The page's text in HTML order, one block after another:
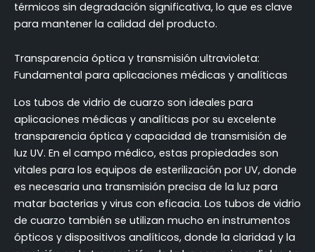
térmicos sin degradación significativa, lo que es clave
para mantener la calidad del producto.
Transparencia óptica y transmisión ultravioleta:
Fundamental para aplicaciones médicas y analíticas
Los tubos de vidrio de cuarzo son ideales para
aplicaciones médicas y analíticas por su excelente
transparencia óptica y capacidad de transmisión de
luz UV. En el campo médico, estas propiedades son
vitales para los equipos de esterilización por UV, donde
es necesaria una transmisión precisa de la luz para
matar bacterias y virus con eficacia. Los tubos de vidrio
de cuarzo también se utilizan mucho en instrumentos
ópticos y dispositivos analíticos, donde la claridad y la